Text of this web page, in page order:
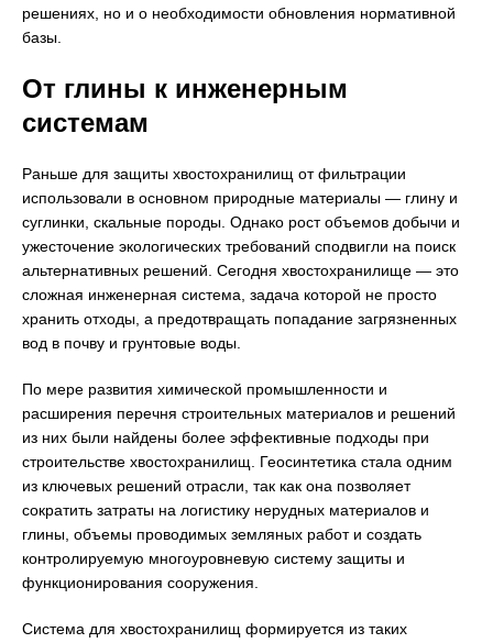
решениях, но и о необходимости обновления нормативной
базы.
От глины к инженерным
системам
Раньше для защиты хвостохранилищ от фильтрации
использовали в основном природные материалы — глину и
суглинки, скальные породы. Однако рост объемов добычи и
ужесточение экологических требований сподвигли на поиск
альтернативных решений. Сегодня хвостохранилище — это
сложная инженерная система, задача которой не просто
хранить отходы, а предотвращать попадание загрязненных
вод в почву и грунтовые воды.
По мере развития химической промышленности и
расширения перечня строительных материалов и решений
из них были найдены более эффективные подходы при
строительстве хвостохранилищ. Геосинтетика стала одним
из ключевых решений отрасли, так как она позволяет
сократить затраты на логистику нерудных материалов и
глины, объемы проводимых земляных работ и создать
контролируемую многоуровневую систему защиты и
функционирования сооружения.
Система для хвостохранилищ формируется из таких